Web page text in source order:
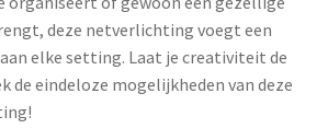
deze netverlichting voegt een
elke setting. Laat je creativiteit de
de eindeloze mogelijkheden van deze